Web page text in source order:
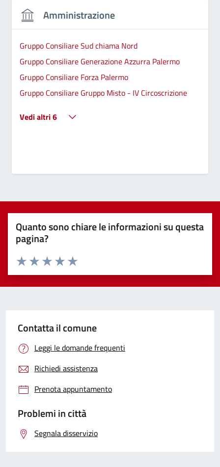
Amministrazione
Gruppo Consiliare Sud chiama Nord
Gruppo Consiliare Generazione Azzurra Palermo
Gruppo Consiliare Forza Palermo
Gruppo Consiliare Gruppo Misto - IV Circoscrizione
Vedi altri 6
Quanto sono chiare le informazioni su questa
pagina?
Valuta 5 stelle su 5
Valuta 4 stelle su 5
Valuta 3 stelle su 5
Valuta 2 stelle su 5
Valuta 1 stelle su 5
Contatta il comune
Leggi le domande frequenti
Richiedi assistenza
Prenota appuntamento
Problemi in città
Segnala disservizio